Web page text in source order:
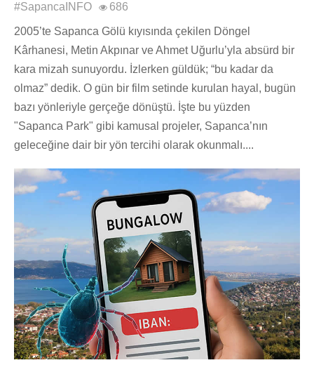
#SapancaINFO 686
2005’te Sapanca Gölü kıyısında çekilen Döngel
Kârhanesi, Metin Akpınar ve Ahmet Uğurlu’yla absürd bir
kara mizah sunuyordu. İzlerken güldük; “bu kadar da
olmaz” dedik. O gün bir film setinde kurulan hayal, bugün
bazı yönleriyle gerçeğe dönüştü. İşte bu yüzden
"Sapanca Park" gibi kamusal projeler, Sapanca’nın
geleceğine dair bir yön tercihi olarak okunmalı....